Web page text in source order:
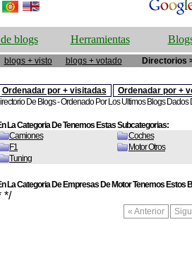
blogs Herramientas
blogs + visto blogs + votado
Directorios
Ordenadar por + visitadas
Ordenadar por +
De Blogs - Ordenado Por Los Ultimos Blogs Dados
La Categoria De Tenemos Estas Subcategorias:
Camiones
Coches
F1
Motor Otros
Tuning
La Categoria De Empresas De Motor Tenemos Estos
*/
« Anterior